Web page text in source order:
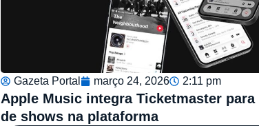
Gazeta Portal março 24, 2026 2:11 pm
Apple Music integra Ticketmaster
de shows na plataforma